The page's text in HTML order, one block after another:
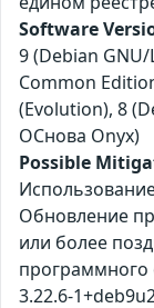
Software
9 (Debian
Common
(Evolution), 8
ОСнова Оnyx)
Possible
Обновление
или более
программного
3.22.6-